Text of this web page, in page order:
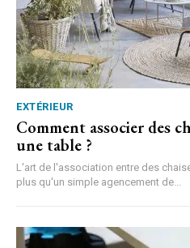
EXTÉRIEUR
Comment associer des
une table ?
L'art de l'association entre des
plus qu'un simple agencement de...